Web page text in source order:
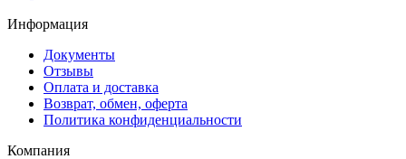
Информация
Документы
Отзывы
Оплата и доставка
Возврат, обмен, оферта
Политика конфиденциальности
Компания